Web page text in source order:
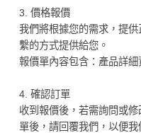
3. 價格報價
我們將根據您的需求，提
繫的方式提供給您。
報價單內容包含：產品詳
4. 確認訂單
收到報價後，若需詢問或
單後，請回覆我們，以便我